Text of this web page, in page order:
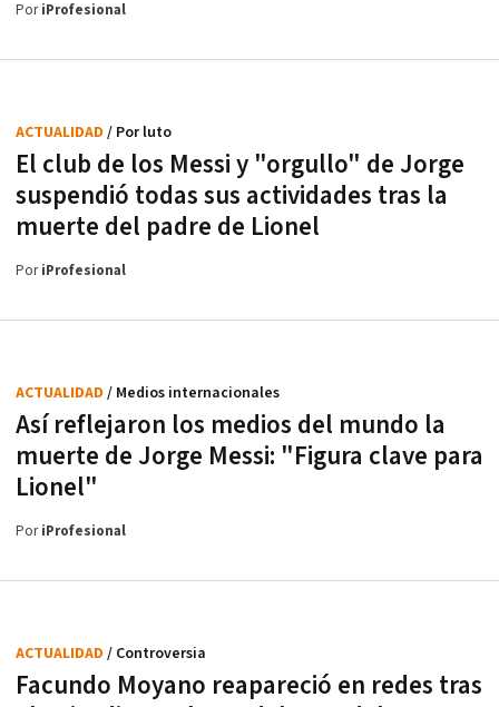
PoriProfesional
El club de los Messi y "orgullo" de Jorge
suspendió todas sus actividades tras la
muerte del padre de Lionel
ACTUALIDAD / Por luto
PoriProfesional
Así reflejaron los medios del mundo la
muerte de Jorge Messi: "Figura clave para
Lionel"
ACTUALIDAD / Medios internacionales
PoriProfesional
Facundo Moyano reapareció en redes tras
ACTUALIDAD / Controversia